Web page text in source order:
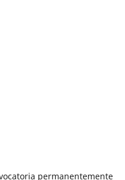
permanentemente